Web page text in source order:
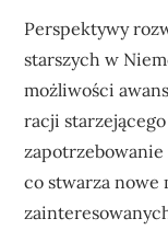
Perspektywy
starszych w
możliwości
racji
zapotrzebowanie
co stwarza nowe